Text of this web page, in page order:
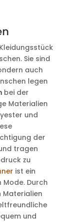
Sie sind
auch
legen
bei der
Materialien
und
der
tragen
zu
ist ein
Durch
Materialien
und